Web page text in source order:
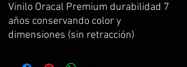
Vinilo Oracal Premium durabilidad 7
años conservando color y
dimensiones (sin retracción)
aplicación